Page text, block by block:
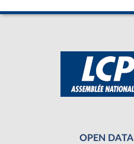
OPEN DATA